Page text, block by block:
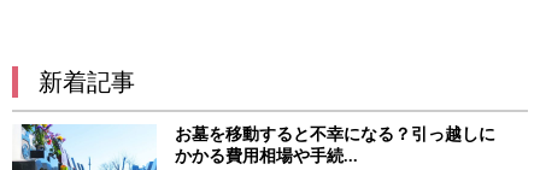
新着記事
お墓を移動すると不幸になる？引っ越しに
かかる費用相場や手続...